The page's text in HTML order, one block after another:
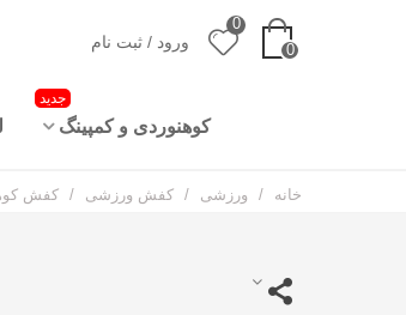
0
0
ورود / ثبت نام
کوهنوردی و کمپینگ
جدید
خانه / ورزشی / کفش ورزشی / کفش